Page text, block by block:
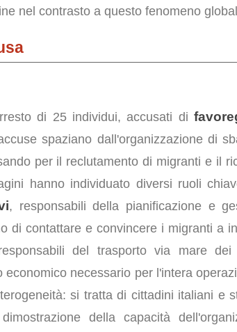
nel contrasto a questo fenomeno
di 25 individui, accusati di
spaziano dall'organizzazione di
per il reclutamento di migranti e il
hanno individuato diversi ruoli
, responsabili della pianificazione e
di contattare e convincere i migranti a
del trasporto via mare dei
economico necessario per l'intera
si tratta di cittadini italiani e
della capacità